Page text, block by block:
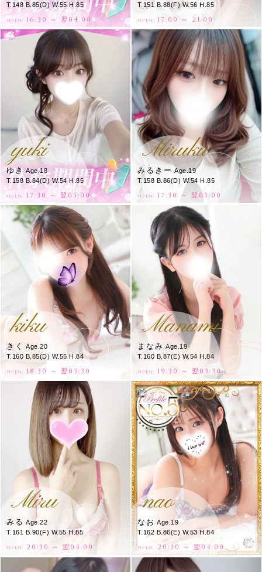
T.148 B.85(D) W.55 H.85
OPEN. 16:30 ～ 翌04:00
T.151 B.88(F) W.56 H.85
OPEN. 17:00 ～ 21:00
yuki
ゆきAge.18
T.158 B.84(D) W.54 H.85
OPEN. 17:30 ～ 翌05:00
Mirukii
みるきー Age.19
T.158 B.86(D) W.54 H.85
OPEN. 17:30 ～ 翌05:00
kiku
きく
Age.20
T.160 B.85(D) W.55 H.84
OPEN. 18:30 ～ 翌03:30
Manami
まなみ Age.19
T.160 B.87(E) W.54 H.84
OPEN. 19:30 ～ 翌03:30
Miru
みる Age.22
T.161 B.90(F) W.55 H.85
OPEN. 20:30 ～ 翌04:00
nao
なお Age.19
T.162 B.86(E) W.53 H.84
OPEN. 20:30 ～ 翌04:00